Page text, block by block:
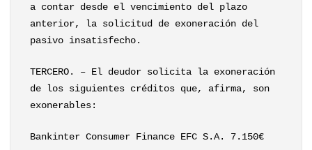
a contar desde el vencimiento del plazo
anterior, la solicitud de exoneración del
pasivo insatisfecho.
TERCERO. – El deudor solicita la exoneración
de los siguientes créditos que, afirma, son
exonerables:
Bankinter Consumer Finance EFC S.A. 7.150€